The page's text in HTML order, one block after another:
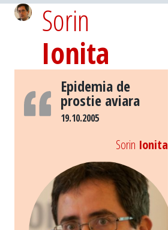
Sorin
Ionita
Epidemia de
prostie aviara
19.10.2005
Sorin Ionita